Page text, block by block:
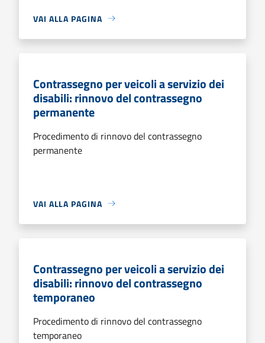
VAI ALLA PAGINA
Contrassegno per veicoli a servizio dei
disabili: rinnovo del contrassegno
permanente
Procedimento di rinnovo del contrassegno
permanente
VAI ALLA PAGINA
Contrassegno per veicoli a servizio dei
disabili: rinnovo del contrassegno
temporaneo
Procedimento di rinnovo del contrassegno
temporaneo